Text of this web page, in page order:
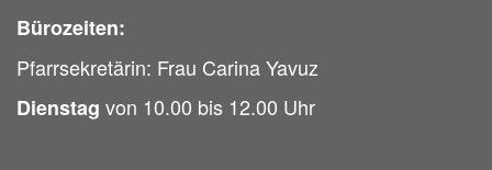
Bürozeiten:
Pfarrsekretärin: Frau Carina Yavuz
Dienstag von 10.00 bis 12.00 Uhr